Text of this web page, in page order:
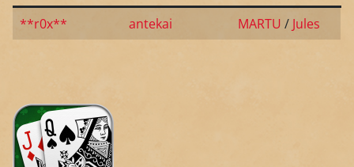
**r0x**
antekai MARTU / Jules